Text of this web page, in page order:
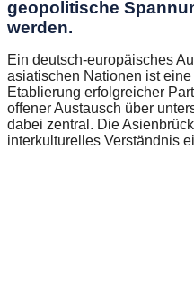
geopolitische
werden.
Ein deutsch-europäisches
asiatischen Nationen ist
Etablierung erfolgreicher
offener Austausch über
dabei zentral. Die
interkulturelles Verständnis